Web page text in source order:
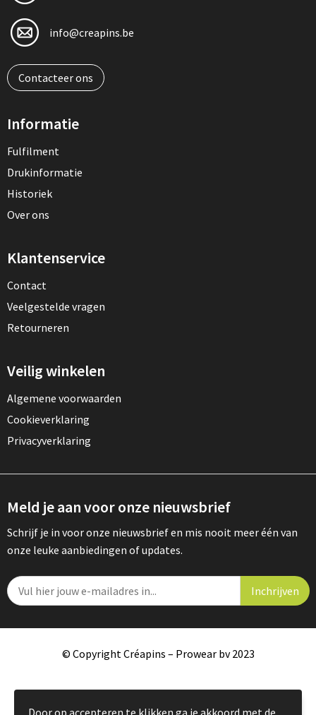
info@creapins.be
Contacteer ons
Informatie
Fulfilment
Drukinformatie
Historiek
Over ons
Klantenservice
Contact
Veelgestelde vragen
Retourneren
Veilig winkelen
Algemene voorwaarden
Cookieverklaring
Privacyverklaring
Meld je aan voor onze nieuwsbrief
Schrijf je in voor onze nieuwsbrief en mis nooit meer één van
onze leuke aanbiedingen of updates.
© Copyright Créapins – Prowear bv 2023
Door op accepteren te klikken ga je akkoord met de